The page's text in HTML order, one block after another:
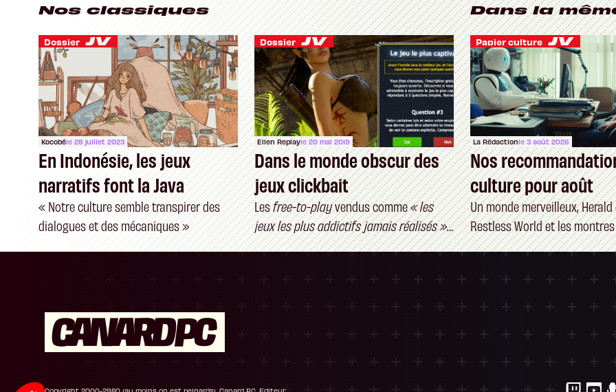
Nos classiques
Dossier
Kocobéle 28 juillet 2023
En Indonésie, les jeux
narratifs font la Java
« Notre culture semble transpirer des
dialogues et des mécaniques »
Dossier
Ellen Replayle 20 mai 2019
Dans le monde obscur des
jeux clickbait
Lesfree-to-playvendus comme« les
jeux les plus addictifs jamais réalisés »
ont-ils vraiment un intérêt – et un
Dans la
Papier culture
La Rédactionle 3 août 2026
Nos
culture pour août
Un monde merveilleux,
Restless World et les
Notre plateforme vous permet d'adapter et de gérer vos paramètres de confidentialité,